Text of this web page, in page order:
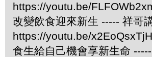
https://youtu.be/
改變飲食迎來新生 ----- 祥哥
https://youtu.be/
食生給自己機會享新生命